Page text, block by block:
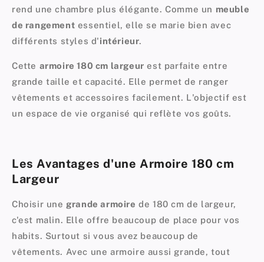
rend une chambre plus élégante. Comme un meuble
de rangement essentiel, elle se marie bien avec
différents styles d'intérieur.
Cette armoire 180 cm largeur est parfaite entre
grande taille et capacité. Elle permet de ranger
vêtements et accessoires facilement. L'objectif est
un espace de vie organisé qui reflète vos goûts.
Les Avantages d'une Armoire 180 cm
Largeur
Choisir une grande armoire de 180 cm de largeur,
c'est malin. Elle offre beaucoup de place pour vos
habits. Surtout si vous avez beaucoup de
vêtements. Avec une armoire aussi grande, tout